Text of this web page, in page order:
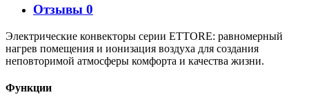
Отзывы 0
Электрические конвекторы серии ETTORE: равномерный
нагрев помещения и ионизация воздуха для создания
неповторимой атмосферы комфорта и качества жизни.
Функции